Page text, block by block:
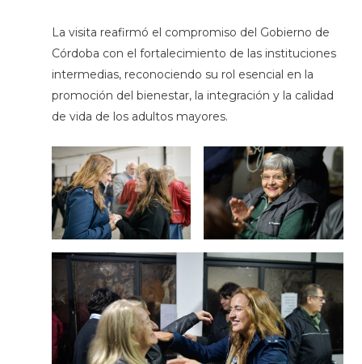
La visita reafirmó el compromiso del Gobierno de
Córdoba con el fortalecimiento de las instituciones
intermedias, reconociendo su rol esencial en la
promoción del bienestar, la integración y la calidad
de vida de los adultos mayores.